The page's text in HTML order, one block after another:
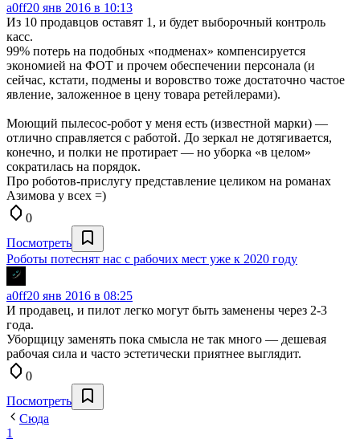
a0ff20 янв 2016 в 10:13
Из 10 продавцов оставят 1, и будет выборочный контроль
касс.
99% потерь на подобных «подменах» компенсируется
экономией на ФОТ и прочем обеспечении персонала (и
сейчас, кстати, подмены и воровство тоже достаточно частое
явление, заложенное в цену товара ретейлерами).
Моющий пылесос-робот у меня есть (известной марки) —
отлично справляется с работой. До зеркал не дотягивается,
конечно, и полки не протирает — но уборка «в целом»
сократилась на порядок.
Про роботов-прислугу представление целиком на романах
Азимова у всех =)
0
Посмотреть
Роботы потеснят нас с рабочих мест уже к 2020 году
a0ff20 янв 2016 в 08:25
И продавец, и пилот легко могут быть заменены через 2-3
года.
Уборщицу заменять пока смысла не так много — дешевая
рабочая сила и часто эстетически приятнее выглядит.
0
Посмотреть
Сюда
1